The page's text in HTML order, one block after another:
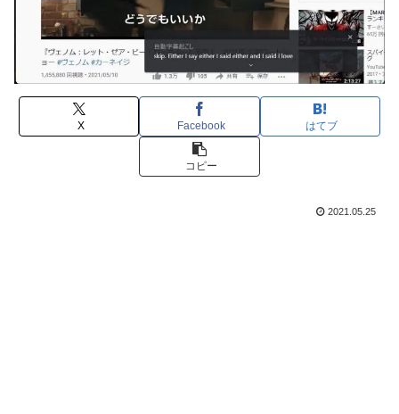
X Facebook はてブ
コピー
2021.05.25